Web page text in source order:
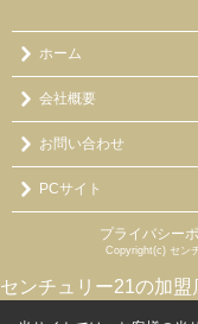
ホーム
会社概要
お問い合わせ
PCサイト
プライバシー
Copyright(c) セン
センチュリー21の加盟